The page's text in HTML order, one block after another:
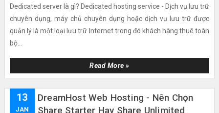
Dedicated server là gì? Dedicated hosting service - Dịch vụ lưu trữ
chuyên dụng, máy chủ chuyên dụng hoặc dịch vụ lưu trữ được
quản lý là một loại lưu trữ Internet trong đó khách hàng thuê toàn
bộ...
Read More »
13
JAN
DreamHost Web Hosting - Nên Chọn
Share Starter Hay Share Unlimited